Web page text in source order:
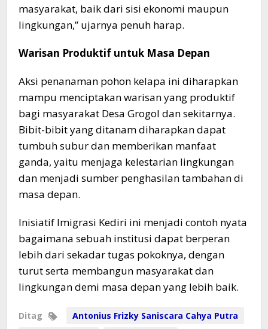
masyarakat, baik dari sisi ekonomi maupun
lingkungan,” ujarnya penuh harap.​
Warisan Produktif untuk Masa Depan
​Aksi penanaman pohon kelapa ini diharapkan
mampu menciptakan warisan yang produktif
bagi masyarakat Desa Grogol dan sekitarnya.
Bibit-bibit yang ditanam diharapkan dapat
tumbuh subur dan memberikan manfaat
ganda, yaitu menjaga kelestarian lingkungan
dan menjadi sumber penghasilan tambahan di
masa depan.​
Inisiatif Imigrasi Kediri ini menjadi contoh nyata
bagaimana sebuah institusi dapat berperan
lebih dari sekadar tugas pokoknya, dengan
turut serta membangun masyarakat dan
lingkungan demi masa depan yang lebih baik.
Ditag
Antonius Frizky Saniscara Cahya Putra